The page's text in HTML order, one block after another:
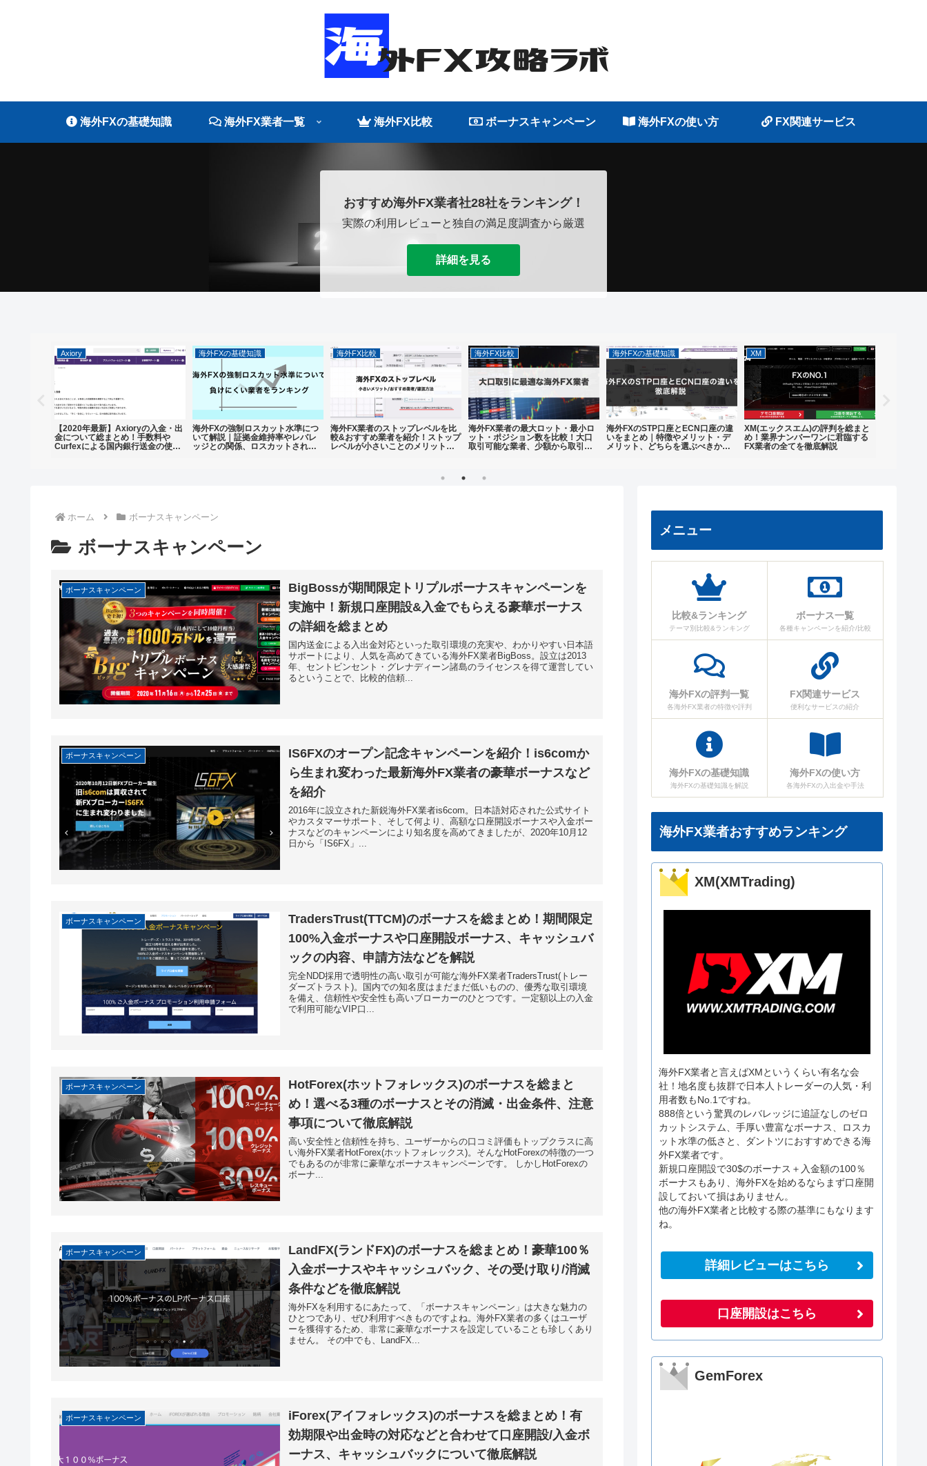
海外FXの基礎知識 海外FX業者一覧 海外FX比較 ボーナスキャンペーン 海外FXの使い方 FX関連サービス
おすすめ海外FX業者社28社をランキング！
実際の利用レビューと独自の満足度調査から厳選
詳細を見る
Axiory
【2020年最新】Axioryの入金・出
金について総まとめ！手数料や
Curfexによる国内銀行送金の使い
海外FXの基礎知識
海外FXの強制ロスカット水準につ
いて解説｜証拠金維持率やレバレ
ッジとの関係、ロスカットされに
海外FX比較
海外FX業者のストップレベルを比
較&おすすめ業者を紹介！ストップ
レベルが小さいことのメリット
海外FX比較
海外FX業者の最大ロット・最小ロ
ット・ポジション数を比較！大口
取引可能な業者、少額から取引で
海外FXの基礎知識
海外FXのSTP口座とECN口座の違
いをまとめ｜特徴やメリット・デ
メリット、どちらを選ぶべきかを
XM
XM(エックスエム)の評判を総まと
め！業界ナンバーワンに君臨する
FX業者の全てを徹底解説
ホーム ボーナスキャンペーン
ボーナスキャンペーン
ボーナスキャンペーン
BigBossが期間限定トリプルボーナスキャンペーンを
実施中！新規口座開設&入金でもらえる豪華ボーナス
の詳細を総まとめ
国内送金による入出金対応といった取引環境の充実や、わかりやすい日本語
サポートにより、人気を高めてきている海外FX業者BigBoss。設立は2013
年、セントビンセント・グレナディーン諸島のライセンスを得て運営してい
るということで、比較的信頼...
ボーナスキャンペーン
IS6FXのオープン記念キャンペーンを紹介！is6comか
ら生まれ変わった最新海外FX業者の豪華ボーナスなど
を紹介
2016年に設立された新鋭海外FX業者is6com。日本語対応された公式サイト
やカスタマーサポート、そして何より、高額な口座開設ボーナスや入金ボー
ナスなどのキャンペーンにより知名度を高めてきましたが、2020年10月12
日から「IS6FX」...
ボーナスキャンペーン
TradersTrust(TTCM)のボーナスを総まとめ！期間限定
100%入金ボーナスや口座開設ボーナス、キャッシュバ
ックの内容、申請方法などを解説
完全NDD採用で透明性の高い取引が可能な海外FX業者TradersTrust(トレー
ダーズトラスト)。国内での知名度はまだまだ低いものの、優秀な取引環境
を備え、信頼性や安全性も高いブローカーのひとつです。一定額以上の入金
で利用可能なVIP口...
ボーナスキャンペーン
HotForex(ホットフォレックス)のボーナスを総まと
め！選べる3種のボーナスとその消滅・出金条件、注意
事項について徹底解説
高い安全性と信頼性を持ち、ユーザーからの口コミ評価もトップクラスに高
い海外FX業者HotForex(ホットフォレックス)。そんなHotForexの特徴の一つ
でもあるのが非常に豪華なボーナスキャンペーンです。 しかしHotForexの
ボーナ...
ボーナスキャンペーン
LandFX(ランドFX)のボーナスを総まとめ！豪華100％
入金ボーナスやキャッシュバック、その受け取り/消滅
条件などを徹底解説
海外FXを利用するにあたって、「ボーナスキャンペーン」は大きな魅力の
ひとつであり、ぜひ利用すべきものですよね。海外FX業者の多くはユーザ
ーを獲得するため、非常に豪華なボーナスを設定していることも珍しくあり
ません。 その中でも、LandFX...
ボーナスキャンペーン
iForex(アイフォレックス)のボーナスを総まとめ！有
効期限や出金時の対応などと合わせて口座開設/入金ボ
ーナス、キャッシュバックについて徹底解説
メニュー
比較&ランキング
テーマ別比較&ランキング
ボーナス一覧
各種キャンペーンを紹介/比較
海外FXの評判一覧
各海外FX業者の特徴や評判
FX関連サービス
便利なサービスの紹介
海外FXの基礎知識
海外FXの基礎知識を解説
海外FXの使い方
各海外FXの入出金や手法
海外FX業者おすすめランキング
XM(XMTrading)
海外FX業者と言えばXMというくらい有名な会
社！地名度も抜群で日本人トレーダーの人気・利
用者数もNo.1ですね。
888倍という驚異のレバレッジに追証なしのゼロ
カットシステム、手厚い豊富なボーナス、ロスカ
ット水準の低さと、ダントツにおすすめできる海
外FX業者です。
新規口座開設で30$のボーナス＋入金額の100％
ボーナスもあり、海外FXを始めるならまず口座開
設しておいて損はありません。
他の海外FX業者と比較する際の基準にもなります
ね。
詳細レビューはこちら
口座開設はこちら
GemForex